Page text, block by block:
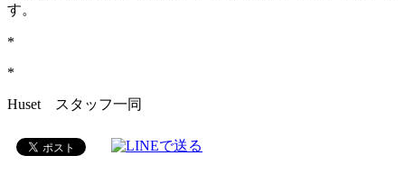
す。
*
*
Huset スタッフ一同